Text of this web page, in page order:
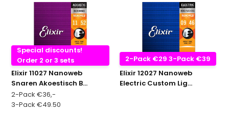
Special discounts!
Order 2 or 3 sets
Elixir 11027 Nanoweb
Snaren Akoestisch B...
2-Pack €36,-
3-Pack €49.50
2-Pack €29 3-Pack €39
Elixir 12027 Nanoweb
Electric Custom Lig...